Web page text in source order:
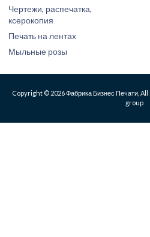
Чертежи, распечатка,
ксерокопия
Печать на лентах
Мыльные розы
Copyright © 2026 Фабрика Бизнес Печати,
group